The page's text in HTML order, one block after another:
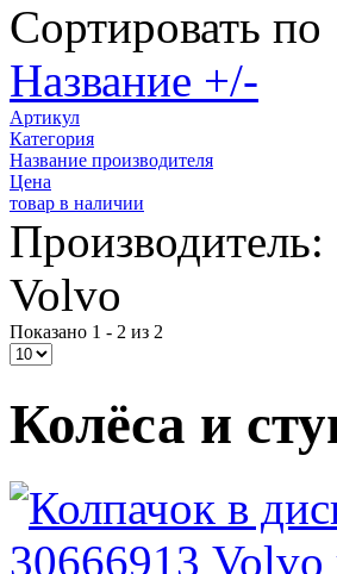
Сортировать по
Название +/-
Артикул
Категория
Название производителя
Цена
товар в наличии
Производитель:
Volvo
Показано 1 - 2 из 2
Колёса и